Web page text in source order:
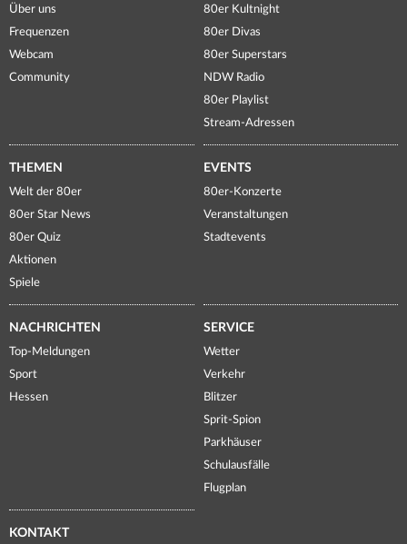
Über uns
Frequenzen
Webcam
Community
80er Kultnight
80er Divas
80er Superstars
NDW Radio
80er Playlist
Stream-Adressen
THEMEN
Welt der 80er
80er Star News
80er Quiz
Aktionen
Spiele
EVENTS
80er-Konzerte
Veranstaltungen
Stadtevents
NACHRICHTEN
Top-Meldungen
Sport
Hessen
SERVICE
Wetter
Verkehr
Blitzer
Sprit-Spion
Parkhäuser
Schulausfälle
Flugplan
KONTAKT